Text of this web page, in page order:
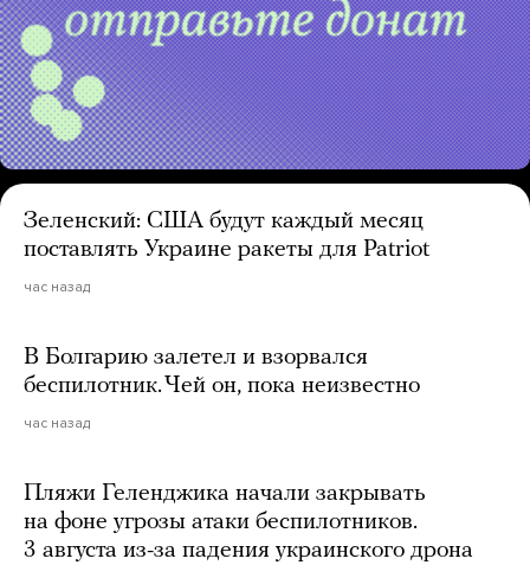
Зеленский: США будут каждый месяц
поставлять Украине ракеты для Patriot
час назад
В Болгарию залетел и взорвался
беспилотник. Чей он, пока неизвестно
час назад
Пляжи Геленджика начали закрывать
на фоне угрозы атаки беспилотников.
3 августа из-за падения украинского дрона